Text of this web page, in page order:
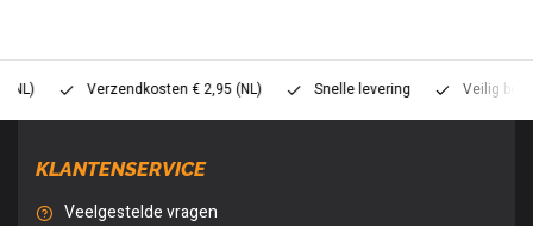
Verzendkosten € 2,95 (NL) Snelle levering Veilig betalen
KLANTENSERVICE
Veelgestelde vragen